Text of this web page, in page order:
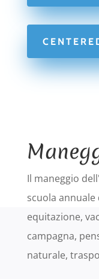
Il maneggio
scuola
equitazione,
campagna,
naturale,